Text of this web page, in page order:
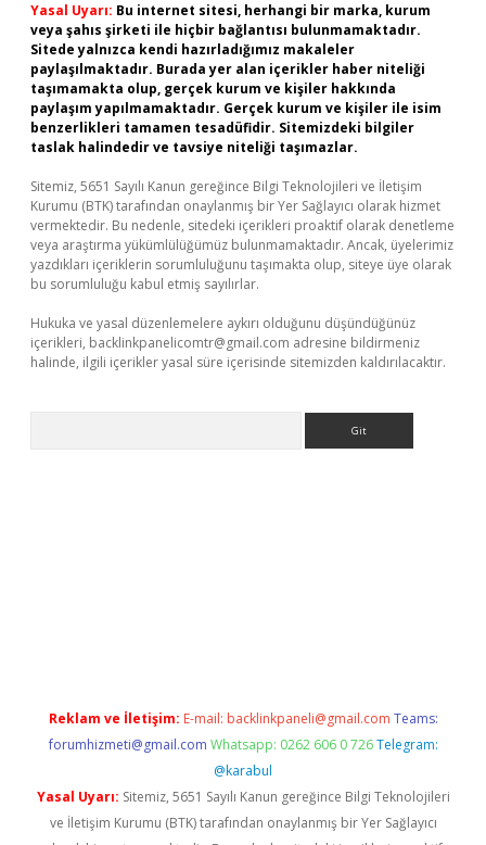
Yasal Uyarı: Bu internet sitesi, herhangi bir marka, kurum
veya şahıs şirketi ile hiçbir bağlantısı bulunmamaktadır.
Sitede yalnızca kendi hazırladığımız makaleler
paylaşılmaktadır. Burada yer alan içerikler haber niteliği
taşımamakta olup, gerçek kurum ve kişiler hakkında
paylaşım yapılmamaktadır. Gerçek kurum ve kişiler ile isim
benzerlikleri tamamen tesadüfidir. Sitemizdeki bilgiler
taslak halindedir ve tavsiye niteliği taşımazlar.
Sitemiz, 5651 Sayılı Kanun gereğince Bilgi Teknolojileri ve İletişim
Kurumu (BTK) tarafından onaylanmış bir Yer Sağlayıcı olarak hizmet
vermektedir. Bu nedenle, sitedeki içerikleri proaktif olarak denetleme
veya araştırma yükümlülüğümüz bulunmamaktadır. Ancak, üyelerimiz
yazdıkları içeriklerin sorumluluğunu taşımakta olup, siteye üye olarak
bu sorumluluğu kabul etmiş sayılırlar.
Hukuka ve yasal düzenlemelere aykırı olduğunu düşündüğünüz
içerikleri, backlinkpanelicomtr@gmail.com adresine bildirmeniz
halinde, ilgili içerikler yasal süre içerisinde sitemizden kaldırılacaktır.
Reklam ve İletişim: E-mail: backlinkpaneli@gmail.com Teams:
forumhizmeti@gmail.com Whatsapp: 0262 606 0 726 Telegram:
@karabul
Yasal Uyarı: Sitemiz, 5651 Sayılı Kanun gereğince Bilgi Teknolojileri
ve İletişim Kurumu (BTK) tarafından onaylanmış bir Yer Sağlayıcı